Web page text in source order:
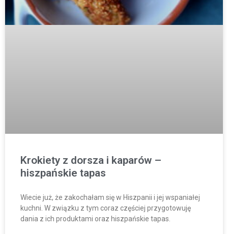
Krokiety z dorsza i kaparów –
hiszpańskie tapas
Wiecie już, że zakochałam się w Hiszpanii i jej wspaniałej
kuchni. W związku z tym coraz częściej przygotowuję
dania z ich produktami oraz hiszpańskie tapas.